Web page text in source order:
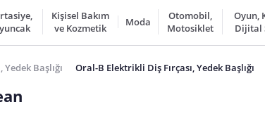
Kişisel Bakım
ve Kozmetik
Moda
Otomobil,
Motosiklet
Oyun,
Dijital
Başlığı Oral-B Elektrikli Diş Fırçası, Yedek Başlığı